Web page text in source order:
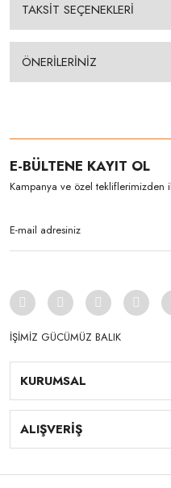
TAKSİT SEÇENEKLERİ
ÖNERİLERİNİZ
E-BÜLTENE KAYIT OL
Kampanya ve özel tekliflerimizden
İŞİMİZ GÜCÜMÜZ BALIK
KURUMSAL
ALIŞVERİŞ